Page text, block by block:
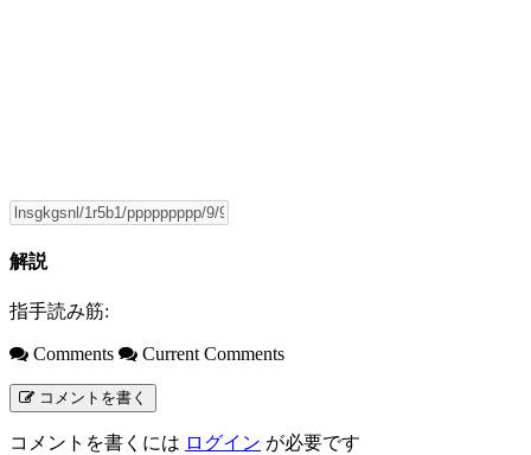
解説
指手読み筋:
Comments Current Comments
コメントを書く
コメントを書くには ログイン が必要です